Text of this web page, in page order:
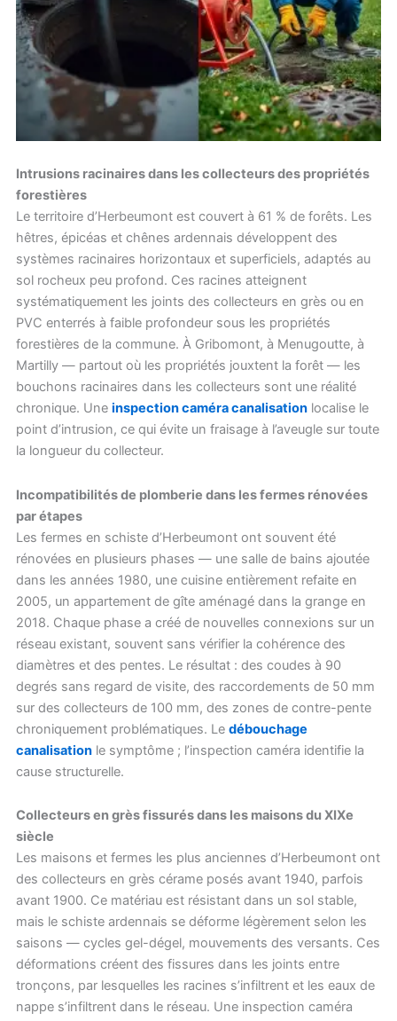
Intrusions racinaires dans les collecteurs des propriétés
forestières
Le territoire d’Herbeumont est couvert à 61 % de forêts. Les
hêtres, épicéas et chênes ardennais développent des
systèmes racinaires horizontaux et superficiels, adaptés au
sol rocheux peu profond. Ces racines atteignent
systématiquement les joints des collecteurs en grès ou en
PVC enterrés à faible profondeur sous les propriétés
forestières de la commune. À Gribomont, à Menugoutte, à
Martilly — partout où les propriétés jouxtent la forêt — les
bouchons racinaires dans les collecteurs sont une réalité
chronique. Une inspection caméra canalisation localise le
point d’intrusion, ce qui évite un fraisage à l’aveugle sur toute
la longueur du collecteur.
Incompatibilités de plomberie dans les fermes rénovées
par étapes
Les fermes en schiste d’Herbeumont ont souvent été
rénovées en plusieurs phases — une salle de bains ajoutée
dans les années 1980, une cuisine entièrement refaite en
2005, un appartement de gîte aménagé dans la grange en
2018. Chaque phase a créé de nouvelles connexions sur un
réseau existant, souvent sans vérifier la cohérence des
diamètres et des pentes. Le résultat : des coudes à 90
degrés sans regard de visite, des raccordements de 50 mm
sur des collecteurs de 100 mm, des zones de contre-pente
chroniquement problématiques. Le débouchage
canalisation le symptôme ; l’inspection caméra identifie la
cause structurelle.
Collecteurs en grès fissurés dans les maisons du XIXe
siècle
Les maisons et fermes les plus anciennes d’Herbeumont ont
des collecteurs en grès cérame posés avant 1940, parfois
avant 1900. Ce matériau est résistant dans un sol stable,
mais le schiste ardennais se déforme légèrement selon les
saisons — cycles gel-dégel, mouvements des versants. Ces
déformations créent des fissures dans les joints entre
tronçons, par lesquelles les racines s’infiltrent et les eaux de
nappe s’infiltrent dans le réseau. Une inspection caméra